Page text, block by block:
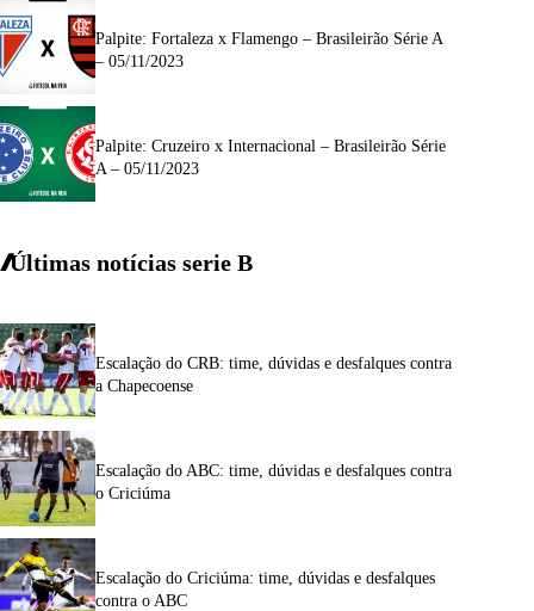
Palpite: Fortaleza x Flamengo – Brasileirão Série A
– 05/11/2023
Palpite: Cruzeiro x Internacional – Brasileirão Série
A – 05/11/2023
Últimas notícias serie B
Escalação do CRB: time, dúvidas e desfalques contra
a Chapecoense
Escalação do ABC: time, dúvidas e desfalques contra
o Criciúma
Escalação do Criciúma: time, dúvidas e desfalques
contra o ABC